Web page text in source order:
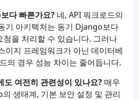
다 빠른가요? 네, API 워크로드의
기 아키텍처는 동기 Django보다
청을 처리할 수 있습니다. 그러나
이지 프레임워크가 아닌 데이터베
의 경우 성능 차이는 줄어듭니다.
여전히 관련성이 있나요? 매우
생태계, 기본 보안 설정 및 관리